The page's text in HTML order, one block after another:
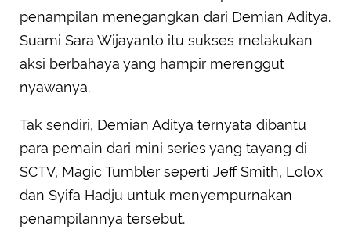
penampilan menegangkan dari Demian Aditya.
Suami Sara Wijayanto itu sukses melakukan
aksi berbahaya yang hampir merenggut
nyawanya.
Tak sendiri, Demian Aditya ternyata dibantu
para pemain dari mini series yang tayang di
SCTV, Magic Tumbler seperti Jeff Smith, Lolox
dan Syifa Hadju untuk menyempurnakan
penampilannya tersebut.